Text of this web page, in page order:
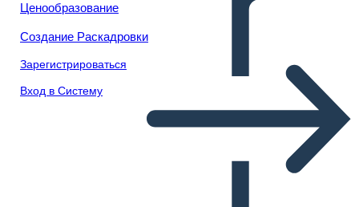
Ценообразование
Создание Раскадровки
Зарегистрироваться
Вход в Систему
Ettevõttedisaini Mõtlemise